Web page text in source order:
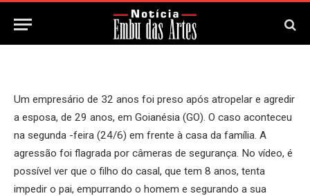
25 de Junho, 2024
Um empresário de 32 anos foi preso após atropelar e agredir
a esposa, de 29 anos, em Goianésia (GO). O caso aconteceu
na segunda -feira (24/6) em frente à casa da família. A
agressão foi flagrada por câmeras de segurança. No vídeo, é
possível ver que o filho do casal, que tem 8 anos, tenta
impedir o pai, empurrando o homem e segurando a sua